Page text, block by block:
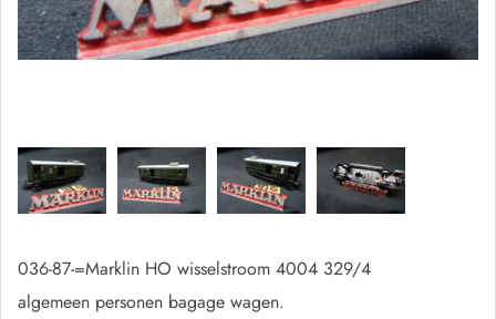
036-87-=Marklin HO wisselstroom 4004 329/4
algemeen personen bagage wagen.